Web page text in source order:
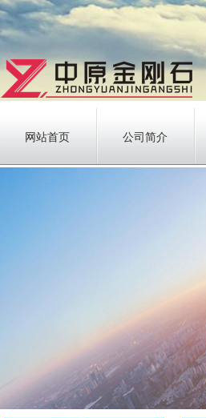
网站首页 公司简介